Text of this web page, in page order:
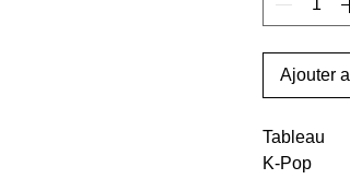
Ajouter
Tableau
K-Pop